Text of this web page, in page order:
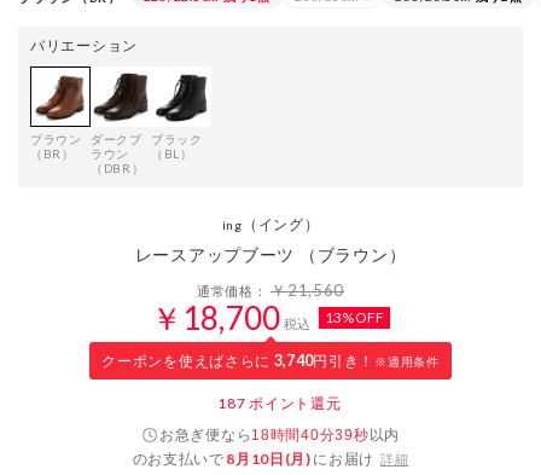
バリエーション
ブラウン
（BR）
ダークブ
ラウン
（DBR）
ブラック
（BL）
ing （イング）
レースアップブーツ （ブラウン）
通常価格：￥21,560
￥18,700 税込 13%OFF
クーポンを使えばさらに 3,740円引き！ ※適用条件
187 ポイント還元
お急ぎ便なら 18時間40分39秒以内
のお支払いで 8月10日(月) にお届け 詳細